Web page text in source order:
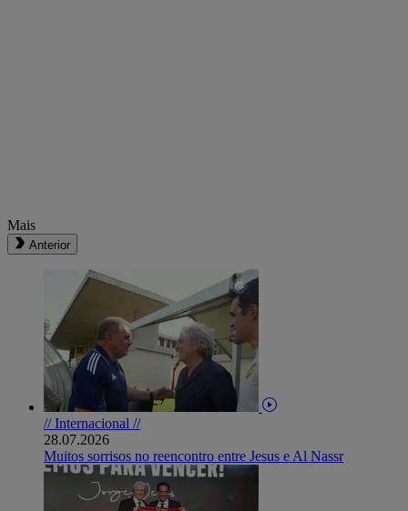
Mais
Anterior
// Internacional //
28.07.2026
Muitos sorrisos no reencontro entre Jesus e Al Nassr